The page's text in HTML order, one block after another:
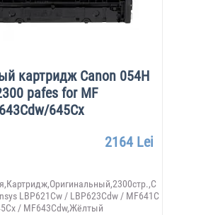
картридж Canon 054H
pafes for MF
645Cx
2164 Lei
LBP621Cw / LBP623Cdw / MF641C
/ MF643Cdw,Жёлтый